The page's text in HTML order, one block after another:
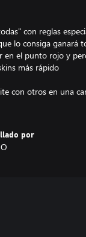
con reglas
lo consiga ganará
en el punto rojo y
más rápido
con otros en una
por